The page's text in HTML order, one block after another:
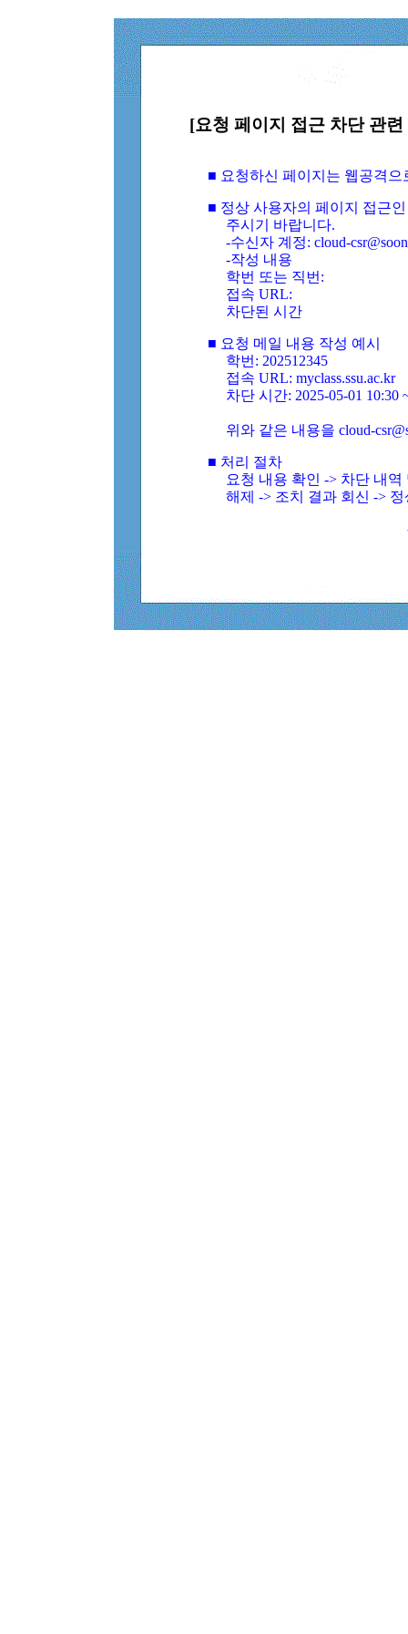
[요청 페이지 접근 차단 관
■ 요청하신 페이지는 웹공격
■ 정상 사용자의 페이지 접근
주시기 바랍니다.
-수신자 계정: cloud-
-작성 내용
학번 또는 직번:
접속 URL:
차단된 시간
■ 요청 메일 내용 작성 예시
학번: 202512345
접속 URL: myclass.ssu.ac.kr
차단 시간: 2025-05-01 10:30
위와 같은 내용을 cloud-
■ 처리 절차
요청 내용 확인 -> 차단 내
해제 -> 조치 결과 회신 ->